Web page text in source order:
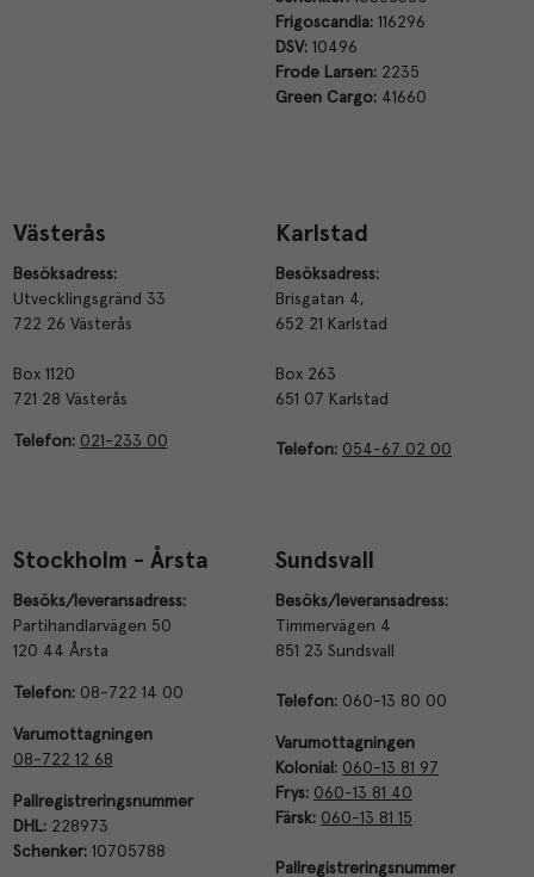
Frigoscandia: 116296
DSV: 10496
Frode Larsen: 2235
Green Cargo: 41660
Västerås
Besöksadress:
Utvecklingsgränd 33
722 26 Västerås
Box 1120
721 28 Västerås
Telefon: 021-233 00
Karlstad
Besöksadress:
Brisgatan 4,
652 21 Karlstad
Box 263
651 07 Karlstad
Telefon: 054-67 02 00
Stockholm - Årsta
Besöks/leveransadress:
Partihandlarvägen 50
120 44 Årsta
Telefon: 08-722 14 00
Varumottagningen
08-722 12 68
Pallregistreringsnummer
DHL:228973
Schenker:10705788
Sundsvall
Besöks/leveransadress:
Timmervägen 4
851 23 Sundsvall
Telefon: 060-13 80 00
Varumottagningen
Kolonial: 060-13 81 97
Frys: 060-13 81 40
Färsk: 060-13 81 15
Pallregistreringsnummer